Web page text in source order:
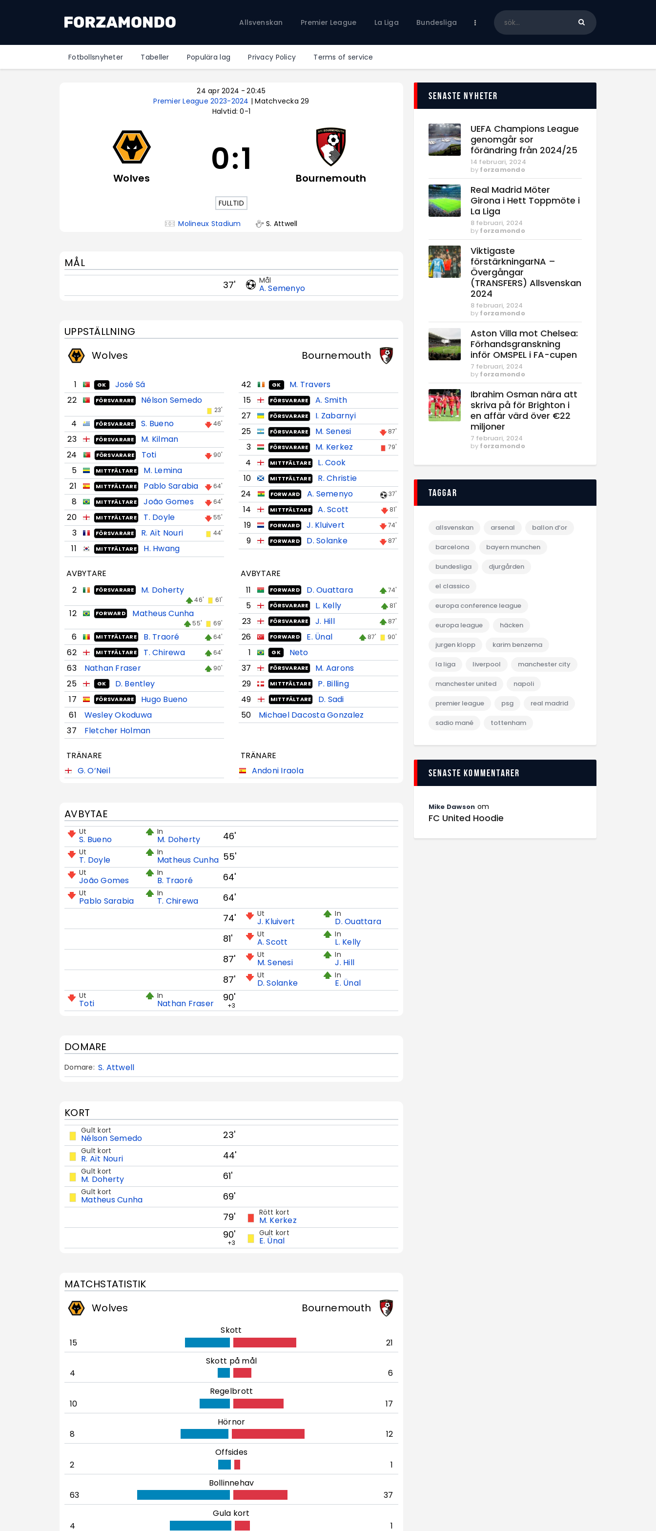
Allsvenskan Premier League La Liga Bundesliga
Fotbollsnyheter Tabeller Populära lag Privacy Policy Terms of service
Premier League
La Liga
Bundesliga
Ligue 1
24 apr 2024 - 20:45
Premier League 2023-2024 | Matchvecka 29
Halvtid: 0-1
Wolves 0:1 Bournemouth
FULLTID
Molineux Stadium S. Attwell
MÅL
37' Mål
A. Semenyo
UPPSTÄLLNING
Wolves
1 GK
José Sá
22
FÖRSVARARE Nélson Semedo
23'
4 FÖRSVARARE S. Bueno 46'
23 FÖRSVARARE
M. Kilman
24
FÖRSVARARE Toti 90'
5 MITTFÄLTARE
M. Lemina
21
MITTFÄLTARE Pablo Sarabia 64'
8 MITTFÄLTARE João Gomes 64'
20 MITTFÄLTARE T. Doyle 55'
3 FÖRSVARARE R. Aït Nouri 44'
11 MITTFÄLTARE H. Hwang
AVBYTARE
2
FÖRSVARARE M. Doherty
46' 61'
12 FORWARD Matheus Cunha
55' 69'
6 MITTFÄLTARE B. Traoré 64'
62 MITTFÄLTARE T. Chirewa 64'
63 Nathan Fraser 90'
25 GK
D. Bentley
17
FÖRSVARARE
Hugo Bueno
61
Wesley Okoduwa
37
Fletcher Holman
TRÄNARE
G. O’Neil
Bournemouth
42 GK
M. Travers
15
FÖRSVARARE
A. Smith
27
FÖRSVARARE
I. Zabarnyi
25
FÖRSVARARE M. Senesi 87'
3 FÖRSVARARE M. Kerkez 79'
4 MITTFÄLTARE
L. Cook
10
MITTFÄLTARE
R. Christie
24
FORWARD A. Semenyo 37'
14 MITTFÄLTARE A. Scott 81'
19 FORWARD J. Kluivert 74'
9 FORWARD D. Solanke 87'
AVBYTARE
11
FORWARD D. Ouattara 74'
5 FÖRSVARARE L. Kelly 81'
23 FÖRSVARARE J. Hill 87'
26 FORWARD E. Ünal 87' 90'
1 GK
Neto
37
FÖRSVARARE
M. Aarons
29
MITTFÄLTARE
P. Billing
49
MITTFÄLTARE
D. Sadi
50
Michael Dacosta Gonzalez
TRÄNARE
Andoni Iraola
AVBYTAE
Ut
S. Bueno
In
M. Doherty 46'
Ut
T. Doyle
In
Matheus Cunha 55'
Ut
João Gomes
In
B. Traoré 64'
Ut
Pablo Sarabia
In
T. Chirewa
64'
74'
Ut
J. Kluivert
In
D. Ouattara
81' Ut
A. Scott
In
L. Kelly
87' Ut
M. Senesi
In
J. Hill
87' Ut
D. Solanke
In
E. Ünal
Ut
Toti
In
Nathan Fraser
90'
+3
DOMARE
Domare: S. Attwell
KORT
Gult kort
Nélson Semedo 23'
Gult kort
R. Aït Nouri 44'
Gult kort
M. Doherty 61'
Gult kort
Matheus Cunha
69'
79'
Rött kort
M. Kerkez
90'
+3
Gult kort
E. Ünal
MATCHSTATISTIK
Wolves
Bournemouth
Skott
15
21
Skott på mål
4
6
Regelbrott
10
17
Hörnor
8
12
Offsides
2
1
Bollinnehav
63
37
Gula kort
4
1
Senaste nyheter
UEFA Champions League
genomgår sor
förändring från 2024/25
14 februari, 2024
by forzamondo
Real Madrid Möter
Girona i Hett Toppmöte i
La Liga
8 februari, 2024
by forzamondo
Viktigaste
förstärkningarNA –
Övergångar
(TRANSFERS) Allsvenskan
2024
8 februari, 2024
by forzamondo
Aston Villa mot Chelsea:
Förhandsgranskning
inför OMSPEL i FA-cupen
7 februari, 2024
by forzamondo
Ibrahim Osman nära att
skriva på för Brighton i
en affär värd över €22
miljoner
7 februari, 2024
by forzamondo
Taggar
allsvenskan arsenal ballon d‘or
barcelona bayern munchen
bundesliga djurgården
el classico
europa conference league
europa league häcken
jurgen klopp karim benzema
la liga liverpool manchester city
manchester united napoli
premier league psg real madrid
sadio mané tottenham
Senaste kommentarer
Mike Dawson om
FC United Hoodie